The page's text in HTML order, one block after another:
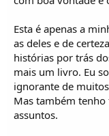
Esta é apenas a
as deles e de
histórias por trás
mais um livro. Eu
ignorante de
Mas também tenho
assuntos.